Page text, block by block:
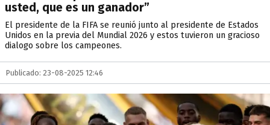
usted, que es un ganador”
El presidente de la FIFA se reunió junto al presidente de Estados
Unidos en la previa del Mundial 2026 y estos tuvieron un gracioso
dialogo sobre los campeones.
Publicado: 23-08-2025 12:46